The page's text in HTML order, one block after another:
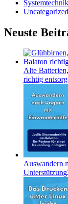
Neuste
Alte
richtig
Auswandern
Unterstützung